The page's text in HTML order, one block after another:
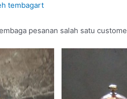
tembagart
pesanan salah satu